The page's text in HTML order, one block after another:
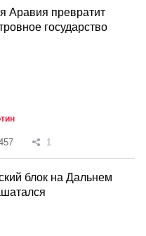
Аравия превратит
государство
1
блок на Дальнем